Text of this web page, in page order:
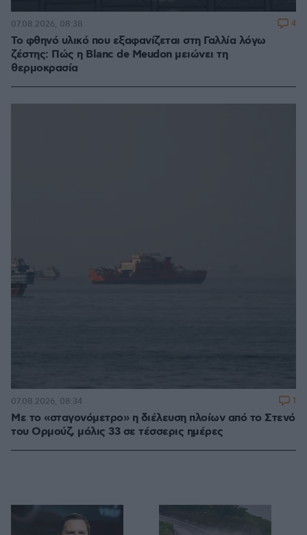
Το φθηνό υλικό που εξαφανίζεται στη Γαλλία λόγω
ζέστης: Πώς η Blanc de Meudon μειώνει τη
θερμοκρασία
07.08.2026, 08:38 4
Με το «σταγονόμετρο» η διέλευση πλοίων από το Στενό
του Ορμούζ, μόλις 33 σε τέσσερις ημέρες
07.08.2026, 08:34 1